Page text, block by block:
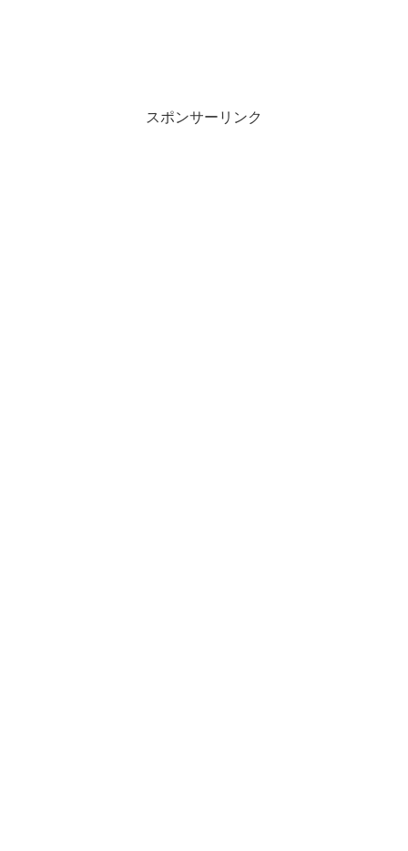
スポンサーリンク